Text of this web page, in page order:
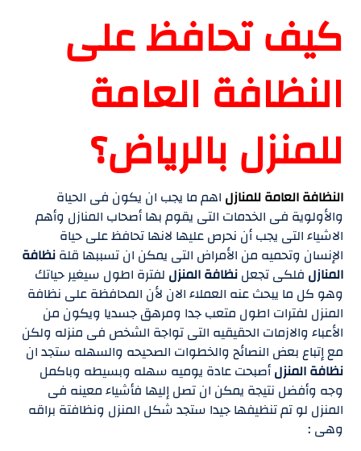
كيف تحافظ على
النظافة العامة
للمنزل بالرياض؟
النظافة العامة للمنازل اهم ما يجب ان يكون فى الحياة
والأولوية فى الخدمات التى يقوم بها أصحاب المنازل وأهم
الاشياء التى يجب أن نحرص عليها لانها تحافظ على حياة
الإنسان وتحميه من الأمراض التى يمكن ان تسببها قلةنظافة
المنازل فلكى تجعلنظافة المنزل لفترة اطول سيغير حياتك
وهو كل ما يبحث عنه العملاء الان لأن المحافظة على نظافة
المنزل لفترات اطول متعب جدا ومرهق جسديا ويكون من
الأعباء والازمات الحقيقيه التى تواجة الشخص فى منزله ولكن
مع إتباع بعض النصائح والخطوات الصحيحه والسهله ستجد ان
نظافة المنزلأصبحت عادة يوميه سهله وبسيطه وباكمل
وجه وأفضل نتيجة يمكن ان تصل إليها فأشياء معينه فى
المنزل لو تم تنظيفها جيدا ستجد شكل المنزل ونظافتة براقه
وهى :